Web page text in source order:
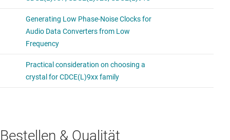
Bestellen & Qualität